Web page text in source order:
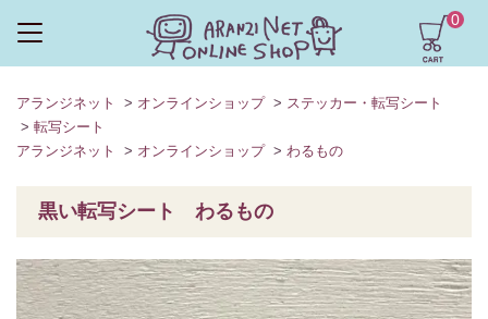
0
アランジネット > オンラインショップ > ステッカー・転写シート
> 転写シート
アランジネット
> オンラインショップ > わるもの
黒い転写シート わるもの